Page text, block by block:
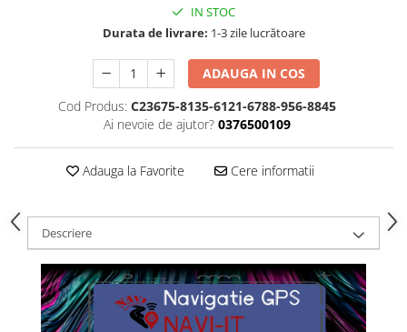
IN STOC
Durata de livrare: 1-3 zile lucrătoare
ADAUGA IN COS
Cod Produs: C23675-8135-6121-6788-956-8845
Ai nevoie de ajutor? 0376500109
Adauga la Favorite Cere informatii
Descriere